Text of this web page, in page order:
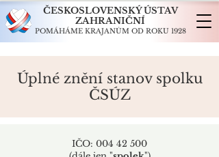
ČESKOSLOVENSKÝ ÚSTAV
ZAHRANIČNÍ
POMÁHÁME KRAJANŮM OD ROKU 1928
Úplné znění stanov spolku
ČSÚZ
IČO: 004 42 500